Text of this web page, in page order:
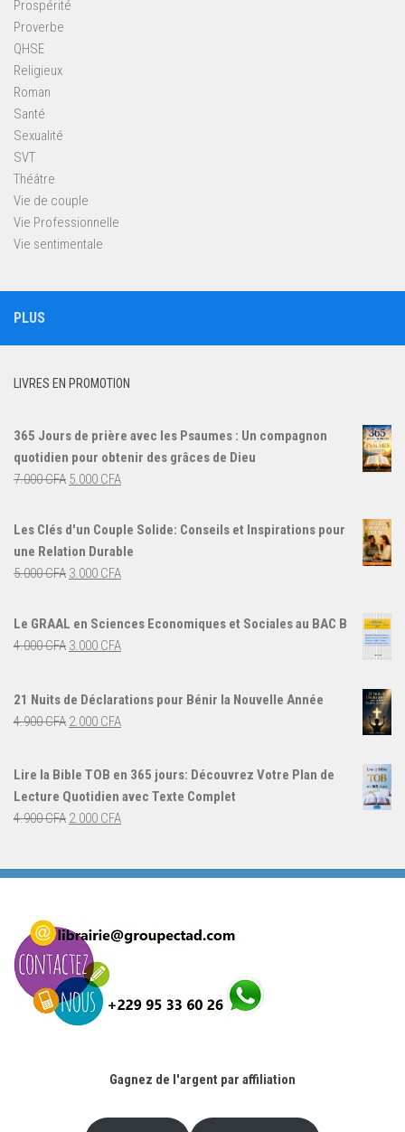
Prospérité
Proverbe
QHSE
Religieux
Roman
Santé
Sexualité
SVT
Théâtre
Vie de couple
Vie Professionnelle
Vie sentimentale
PLUS
LIVRES EN PROMOTION
365 Jours de prière avec les Psaumes : Un compagnon
quotidien pour obtenir des grâces de Dieu
7.000CFA Le
initial
était :
7.000 CFA.
5.000 CFALe
actuel
est :
Les Clés d'un Couple Solide: Conseils et Inspirations pour
une Relation Durable
5.000CFA Le
initial
était :
3.000 CFALe
actuel
Le GRAAL en Sciences Economiques et Sociales au BAC B
4.000CFA Le
4.000 CFA.
3.000 CFALe
3.000 CFA.
21 Nuits de Déclarations pour Bénir la Nouvelle Année
4.900CFA Le
4.900 CFA.
2.000 CFA
Lire la Bible TOB en 365 jours: Découvrez Votre Plan de
Lecture Quotidien avec Texte Complet
4.900CFA Le
était :
2.000 CFALe
est :
Gagnez de l'argent par affiliation